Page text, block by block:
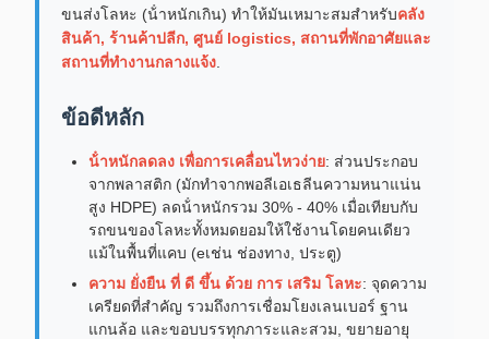
ขนส่งโลหะ (น้ําหนักเกิน) ทําให้มันเหมาะสมสําหรับคลัง
สินค้า, ร้านค้าปลีก, ศูนย์ logistics, สถานที่พักอาศัยและ
สถานที่ทํางานกลางแจ้ง
ข้อดีหลัก
น้ําหนักลดลง เพื่อการเคลื่อนไหวง่าย: ส่วนประกอบ
จากพลาสติก (มักทําจากพอลีเอเธลีนความหนาแน่น
สูง HDPE) ลดน้ําหนักรวม 30% - 40% เมื่อเทียบกับ
รถขนของโลหะทั้งหมดยอมให้ใช้งานโดยคนเดียว
แม้ในพื้นที่แคบ (eเช่น ช่องทาง, ประตู)
ความ ยั่งยืน ที่ ดี ขึ้น ด้วย การ เสริม โลหะ: จุดความ
เครียดที่สําคัญ รวมถึงการเชื่อมโยงเลนเบอร์ ฐาน
แกนล้อ และขอบบรรทุกภาระและสวม, ขยายอายุ